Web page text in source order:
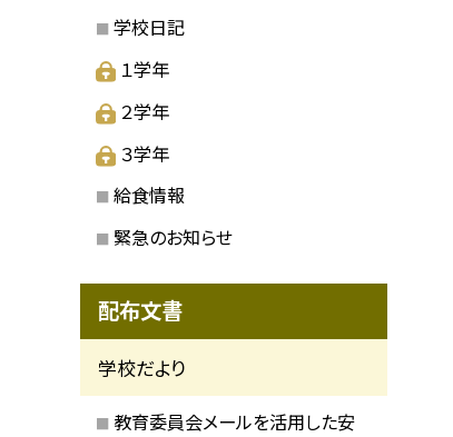
学校日記
１学年
２学年
３学年
給食情報
緊急のお知らせ
配布文書
学校だより
教育委員会メールを活用した安